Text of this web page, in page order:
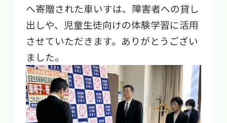
へ寄贈された車いすは、障害者への貸し
出しや、児童生徒向けの体験学習に活用
させていただきます。ありがとうござい
ました。